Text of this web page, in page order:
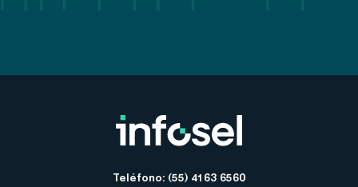
Teléfono: (55) 4163 6560